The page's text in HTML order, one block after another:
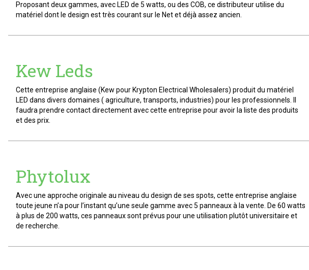
Proposant deux gammes, avec LED de 5 watts, ou des COB, ce distributeur utilise du
matériel dont le design est très courant sur le Net et déjà assez ancien.
Kew Leds
Cette entreprise anglaise (Kew pour Krypton Electrical Wholesalers) produit du matériel
LED dans divers domaines ( agriculture, transports, industries) pour les professionnels. Il
faudra prendre contact directement avec cette entreprise pour avoir la liste des produits
et des prix.
Phytolux
Avec une approche originale au niveau du design de ses spots, cette entreprise anglaise
toute jeune n’a pour l’instant qu’une seule gamme avec 5 panneaux à la vente. De 60 watts
à plus de 200 watts, ces panneaux sont prévus pour une utilisation plutôt universitaire et
de recherche.